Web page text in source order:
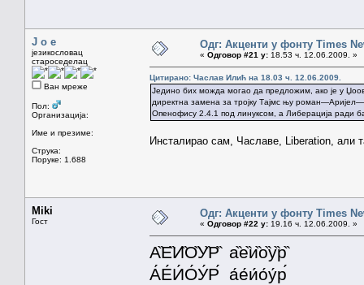
J o e
језикословац
староседелац
Ван мреже
Пол:
Организација:
Име и презиме:
Струка:
Поруке: 1.688
Одг: Акценти у фонту Times
« Одговор #21 у: 18.53 ч. 12.06.2009. »
Цитирано: Часлав Илић на 18.03 ч. 12.06.2009.
Једино бих можда могао да предложим, ако је у
директна замена за тројку Тајмс њу
Опенофису 2.4.1 под линуксом, а Либерација ради
Инсталирао сам, Чаславе, Liberation, али
Miki
Гост
Одг: Акценти у фонту Times
« Одговор #22 у: 19.16 ч. 12.06.2009. »
А̏Е̏И̏О̏У̏Р̏ а̏е̏и̏о̏у̏р̏
А́Е́И́О́У́Р́ а́е́и́о́у́р́